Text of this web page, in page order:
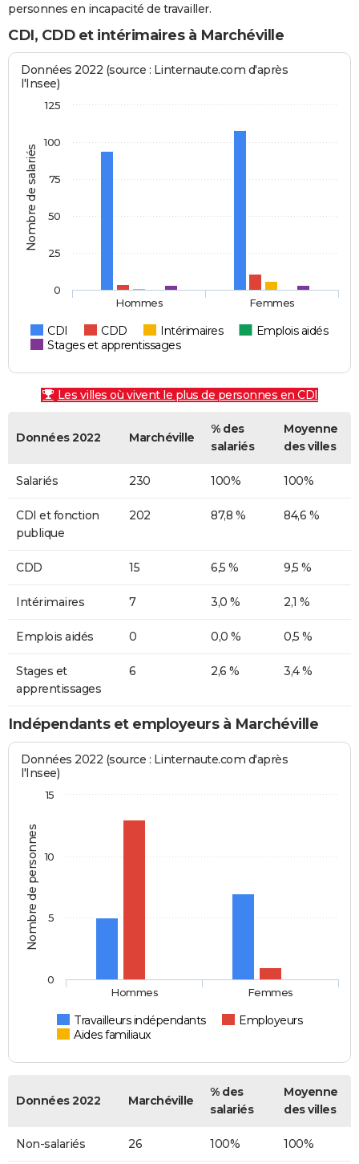
personnes en incapacité de travailler.
CDI, CDD et intérimaires à Marchéville
Nombre de salariés
Données 2022 (source : Linternaute.com d'après
l'Insee)
CDI CDD Intérimaires
Emplois aidés
Stages et apprentissages
Hommes Femmes
0
25
50
75
100
125
Les villes où vivent le plus de personnes en CDI
Données 2022 Marchéville
% des
salariés
Moyenne
des villes
Salariés 230 100% 100%
CDI et fonction
publique
202 87,8 % 84,6 %
CDD 15 6,5 % 9,5 %
Intérimaires 7 3,0 % 2,1 %
Emplois aidés 0 0,0 % 0,5 %
Stages et
apprentissages
6 2,6 % 3,4 %
Indépendants et employeurs à Marchéville
Nombre de personnes
Données 2022 (source : Linternaute.com d'après
l'Insee)
Travailleurs indépendants
Employeurs
Aides familiaux
Hommes Femmes
0
5
10
15
Données 2022 Marchéville
% des
salariés
Moyenne
des villes
Non-salariés 26 100% 100%